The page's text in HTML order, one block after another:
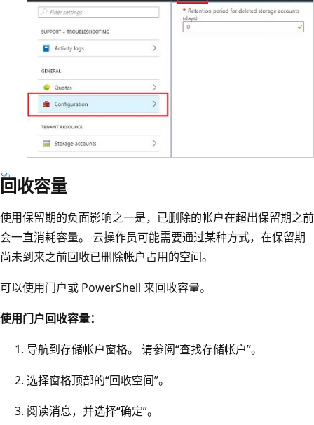
回收容量
使用保留期的负面影响之一是，已删除的帐户在超出保留期之前
会一直消耗容量。 云操作员可能需要通过某种方式，在保留期
尚未到来之前回收已删除帐户占用的空间。
可以使用门户或 PowerShell 来回收容量。
使用门户回收容量：
导航到存储帐户窗格。 请参阅“查找存储帐户”。
选择窗格顶部的“回收空间”。
阅读消息，并选择“确定”。